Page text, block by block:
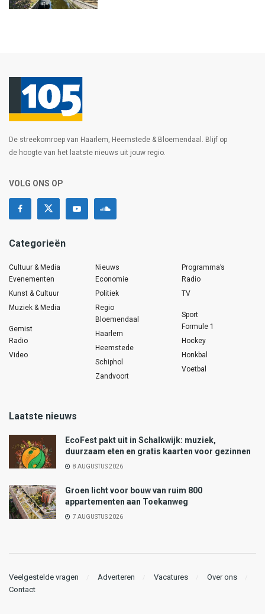
De streekomroep van Haarlem, Heemstede & Bloemendaal. Blijf op
de hoogte van het laatste nieuws uit jouw regio.
VOLG ONS OP
Categorieën
Cultuur & Media
Evenementen
Kunst & Cultuur
Muziek & Media
Gemist
Radio
Video
Nieuws
Economie
Politiek
Regio
Bloemendaal
Haarlem
Heemstede
Schiphol
Zandvoort
Programma’s
Radio
TV
Sport
Formule 1
Hockey
Honkbal
Voetbal
Laatste nieuws
EcoFest pakt uit in Schalkwijk: muziek,
duurzaam eten en gratis kaarten voor gezinnen
8 AUGUSTUS 2026
Groen licht voor bouw van ruim 800
appartementen aan Toekanweg
7 AUGUSTUS 2026
Veelgestelde vragen Adverteren Vacatures
Over ons
Contact